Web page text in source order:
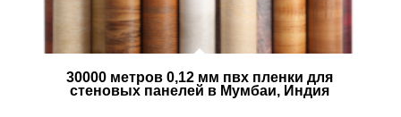
30000 метров 0,12 мм пвх пленки для
стеновых панелей в Мумбаи, Индия